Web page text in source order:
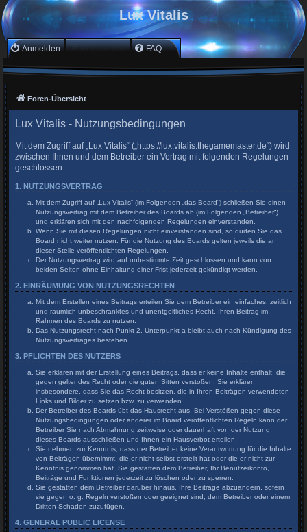
Lux Vitalis
Anmelden Registrieren FAQ
Foren-Übersicht
Lux Vitalis - Nutzungsbedingungen
Mit dem Zugriff auf „Lux Vitalis“ („https://lux.vitalis.thegamemaster.de“) wird
zwischen Ihnen und dem Betreiber ein Vertrag mit folgenden Regelungen
geschlossen:
1. NUTZUNGSVERTRAG
Mit dem Zugriff auf „Lux Vitalis“ (im Folgenden „das Board“) schließen Sie einen
Nutzungsvertrag mit dem Betreiber des Boards ab (im Folgenden „Betreiber“)
und erklären sich mit den nachfolgenden Regelungen einverstanden.
Wenn Sie mit diesen Regelungen nicht einverstanden sind, so dürfen Sie das
Board nicht weiter nutzen. Für die Nutzung des Boards gelten jeweils die an
dieser Stelle veröffentlichten Regelungen.
Der Nutzungsvertrag wird auf unbestimmte Zeit geschlossen und kann von
beiden Seiten ohne Einhaltung einer Frist jederzeit gekündigt werden.
2. EINRÄUMUNG VON NUTZUNGSRECHTEN
Mit dem Erstellen eines Beitrags erteilen Sie dem Betreiber ein einfaches, zeitlich
und räumlich unbeschränktes und unentgeltliches Recht, Ihren Beitrag im
Rahmen des Boards zu nutzen.
Das Nutzungsrecht nach Punkt 2, Unterpunkt a bleibt auch nach Kündigung des
Nutzungsvertrages bestehen.
3. PFLICHTEN DES NUTZERS
Sie erklären mit der Erstellung eines Beitrags, dass er keine Inhalte enthält, die
gegen geltendes Recht oder die guten Sitten verstoßen. Sie erklären
insbesondere, dass Sie das Recht besitzen, die in Ihren Beiträgen verwendeten
Links und Bilder zu setzen bzw. zu verwenden.
Der Betreiber des Boards übt das Hausrecht aus. Bei Verstößen gegen diese
Nutzungsbedingungen oder anderer im Board veröffentlichten Regeln kann der
Betreiber Sie nach Abmahnung zeitweise oder dauerhaft von der Nutzung
dieses Boards ausschließen und Ihnen ein Hausverbot erteilen.
Sie nehmen zur Kenntnis, dass der Betreiber keine Verantwortung für die Inhalte
von Beiträgen übernimmt, die er nicht selbst erstellt hat oder die er nicht zur
Kenntnis genommen hat. Sie gestatten dem Betreiber, Ihr Benutzerkonto,
Beiträge und Funktionen jederzeit zu löschen oder zu sperren.
Sie gestatten dem Betreiber darüber hinaus, Ihre Beiträge abzuändern, sofern
sie gegen o. g. Regeln verstoßen oder geeignet sind, dem Betreiber oder einem
Dritten Schaden zuzufügen.
4. GENERAL PUBLIC LICENSE